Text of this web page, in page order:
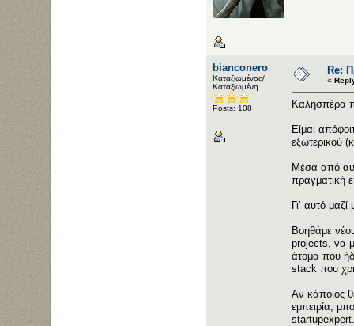
bianconero
Καταξιωμένος/
Καταξιωμένη
Posts: 108
Re:
«
Καλησπέρα
Είμαι
εξωτερικού
Μέσα από
πραγματική
Γι’ αυτό
Βοηθάμε
projects, να
άτομα που
stack που
Αν κάποιος
εμπειρία,